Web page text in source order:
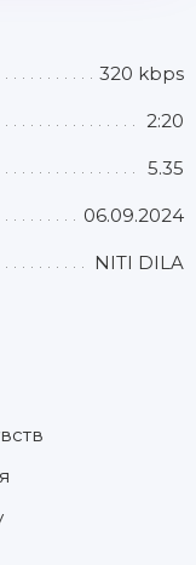
320 kbps
2:20
5.35
06.09.2024
NITI DILA